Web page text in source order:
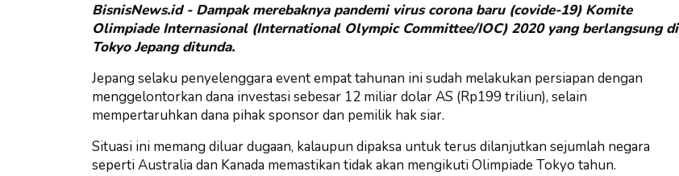
BisnisNews.id - Dampak merebaknya pandemi virus corona baru (covide-19) Komite
Olimpiade Internasional (International Olympic Committee/IOC) 2020 yang berlangsung di
Tokyo Jepang ditunda.
Jepang selaku penyelenggara event empat tahunan ini sudah melakukan persiapan dengan
menggelontorkan dana investasi sebesar 12 miliar dolar AS (Rp199 triliun), selain
mempertaruhkan dana pihak sponsor dan pemilik hak siar.
Situasi ini memang diluar dugaan, kalaupun dipaksa untuk terus dilanjutkan sejumlah negara
seperti Australia dan Kanada memastikan tidak akan mengikuti Olimpiade Tokyo tahun.